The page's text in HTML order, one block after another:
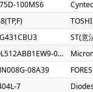
芯)(2)
CXMT(长鑫
BELLING(上海贝
顺芯)(1)
ESMT(晶
Lattice(莱迪斯)(1)
宝石)(1)
U-BLOX(
100MS6
ST(意
MT25QL512ABB1EW9-0SIT
08A39
7